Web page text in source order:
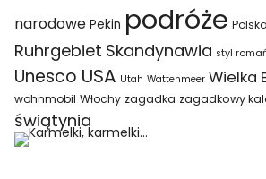
narodowe Pekin podróże Polska
Ruhrgebiet Skandynawia styl
Unesco USA Utah Wattenmeer Wielka
wohnmobil Włochy zagadka zagadkowy
świątynia